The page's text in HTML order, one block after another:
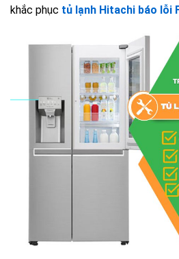
khắc phục tủ lạnh Hitachi báo lỗi